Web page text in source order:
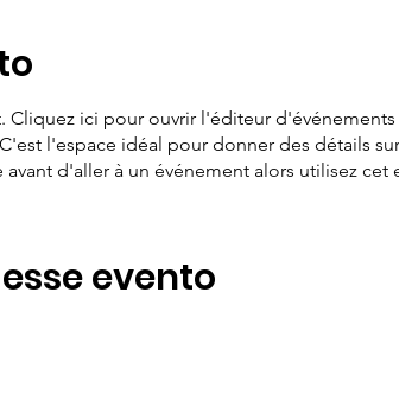
Cliquez ici pour ouvrir l'éditeur
l'espace idéal pour donner des détails
d'aller à un événement alors utilisez
evento